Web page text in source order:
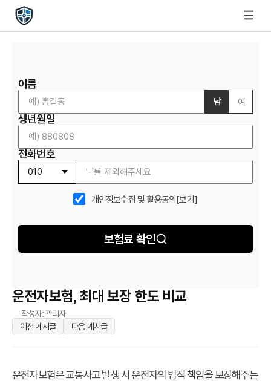
이름
남 여
생년월일
전화번호
개인정보수집 및 활용동의 [보기]
보험료 확인
운전자보험, 최대 보장 한도 비교
작성자: 관리자
이전 게시글
다음 게시글
운전자보험은 교통사고 발생 시 운전자의 법적 책임을 보장해주는